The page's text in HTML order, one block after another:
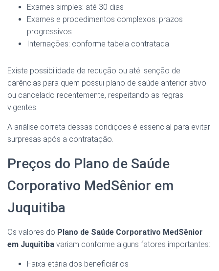
Exames simples: até 30 dias
Exames e procedimentos complexos: prazos
progressivos
Internações: conforme tabela contratada
Existe possibilidade de redução ou até isenção de
carências para quem possui plano de saúde anterior ativo
ou cancelado recentemente, respeitando as regras
vigentes.
A análise correta dessas condições é essencial para evitar
surpresas após a contratação.
Preços do Plano de Saúde
Corporativo MedSênior em
Juquitiba
Os valores do Plano de Saúde Corporativo MedSênior
em Juquitiba variam conforme alguns fatores importantes:
Faixa etária dos beneficiários